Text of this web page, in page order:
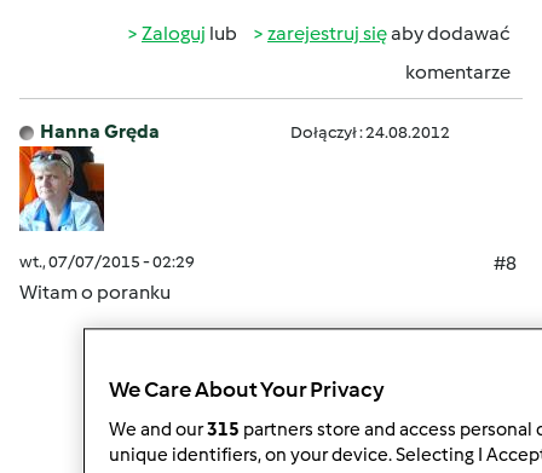
Zaloguj lub zarejestruj sięaby dodawać
komentarze
Hanna Gręda Dołączył : 24.08.2012
wt., 07/07/2015 - 02:29
#8
Witam o poranku
Góra strony
We Care About Your Privacy
We and our315 partners store and access personal
unique identifiers, on your device. Selecting I